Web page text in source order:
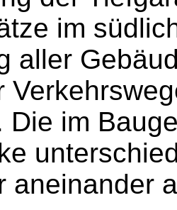
im
aller
Die im
aneinander